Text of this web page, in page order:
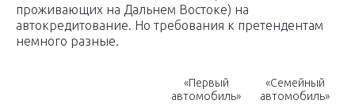
проживающих на Дальнем Востоке) на
автокредитование. Но требования к претендентам
немного разные.
«Первый
автомобиль»
«Семейный
автомобиль»